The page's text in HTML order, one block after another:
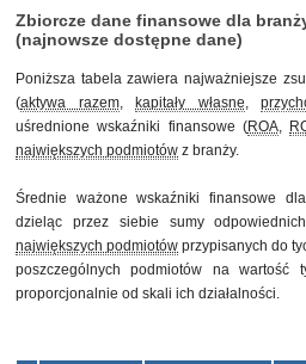
Zbiorcze dane finansowe dla
(najnowsze dostępne dane)
Poniższa tabela zawiera najważniejsze
(aktywa razem, kapitały własne,
uśrednione wskaźniki finansowe (ROA,
największych podmiotów z branży.
Średnie ważone wskaźniki finansowe
dzieląc przez siebie sumy
największych podmiotów przypisanych do
poszczególnych podmiotów na wartość
proporcjonalnie od skali ich działalności.